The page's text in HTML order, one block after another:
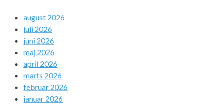
august 2026
juli 2026
juni 2026
maj 2026
april 2026
marts 2026
februar 2026
januar 2026